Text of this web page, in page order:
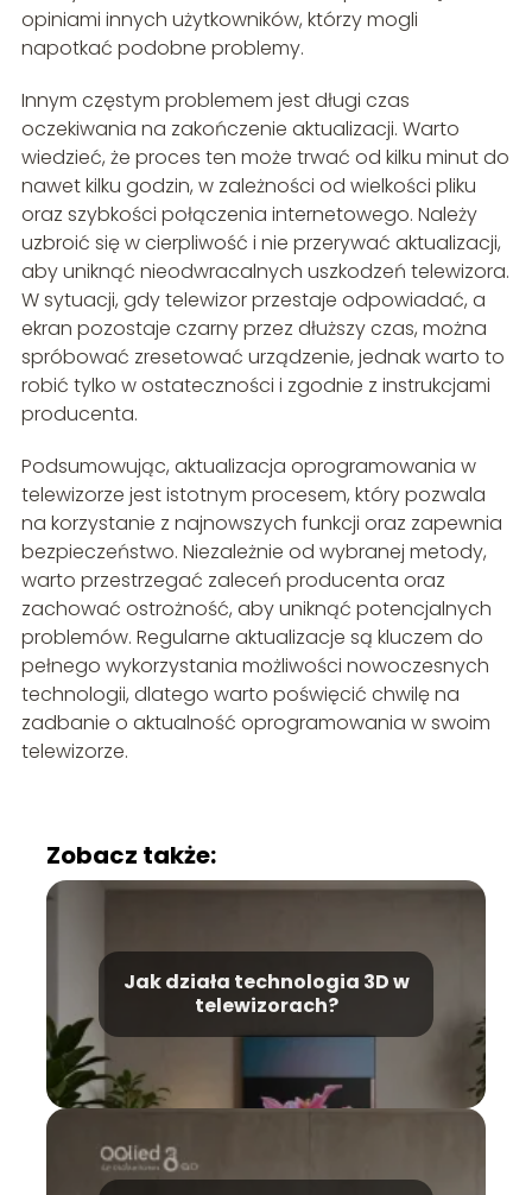
opiniami innych użytkowników, którzy mogli
napotkać podobne problemy.
Innym częstym problemem jest długi czas
oczekiwania na zakończenie aktualizacji. Warto
wiedzieć, że proces ten może trwać od kilku minut do
nawet kilku godzin, w zależności od wielkości pliku
oraz szybkości połączenia internetowego. Należy
uzbroić się w cierpliwość i nie przerywać aktualizacji,
aby uniknąć nieodwracalnych uszkodzeń telewizora.
W sytuacji, gdy telewizor przestaje odpowiadać, a
ekran pozostaje czarny przez dłuższy czas, można
spróbować zresetować urządzenie, jednak warto to
robić tylko w ostateczności i zgodnie z instrukcjami
producenta.
Podsumowując, aktualizacja oprogramowania w
telewizorze jest istotnym procesem, który pozwala
na korzystanie z najnowszych funkcji oraz zapewnia
bezpieczeństwo. Niezależnie od wybranej metody,
warto przestrzegać zaleceń producenta oraz
zachować ostrożność, aby uniknąć potencjalnych
problemów. Regularne aktualizacje są kluczem do
pełnego wykorzystania możliwości nowoczesnych
technologii, dlatego warto poświęcić chwilę na
zadbanie o aktualność oprogramowania w swoim
telewizorze.
Zobacz także:
Jak działa technologia 3D w
telewizorach?